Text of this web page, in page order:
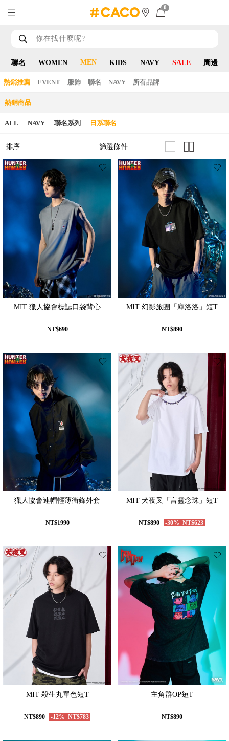
0
聯名 WOMEN MEN KIDS NAVY SALE 周邊
熱銷推薦 EVENT 服飾 聯名 NAVY 所有品牌
熱銷商品
ALL NAVY 聯名系列 日系聯名
排序 篩選條件
MIT 獵人協會標誌口袋背心
NT$690
MIT 幻影旅團「庫洛洛」短T
NT$890
獵人協會連帽輕薄衝鋒外套
NT$1990
MIT 犬夜叉「言靈念珠」短T
NT$890 -30% NT$623
MIT 殺生丸單色短T
NT$890 -12% NT$783
主角群OP短T
NT$890